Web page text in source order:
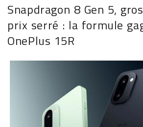
Snapdragon 8 Gen 5,
prix serré : la formule
OnePlus 15R